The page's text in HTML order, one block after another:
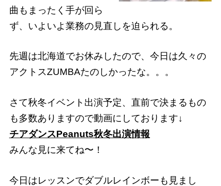
曲もまったく手が回ら
ず、いよいよ業務の見直しを迫られる。
先週は北海道でお休みしたので、今日は久々の
アクトスZUMBAたのしかったな。。。
さて秋冬イベント出演予定、直前で決まるもの
も多数ありますので動画にしております↓
チアダンスPeanuts秋冬出演情報
みんな見に来てね〜！
今日はレッスンでダブルレインボーも見まし